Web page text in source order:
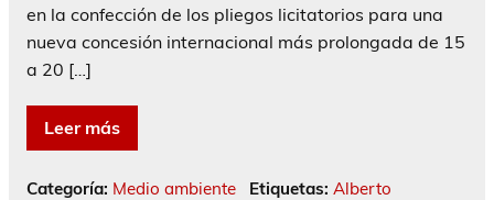
en la confección de los pliegos licitatorios para una
nueva concesión internacional más prolongada de 15
a 20 […]
Leer más
Categoría: Medio ambiente Etiquetas: Alberto